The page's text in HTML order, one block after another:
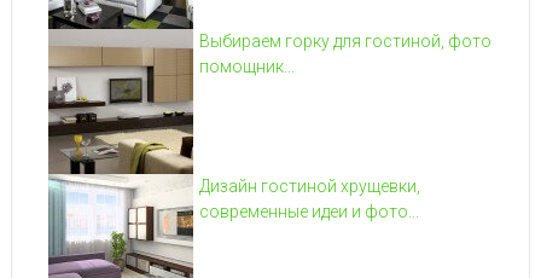
Выбираем горку для гостиной, фото
помощник...
Дизайн гостиной хрущевки,
современные идеи и фото...